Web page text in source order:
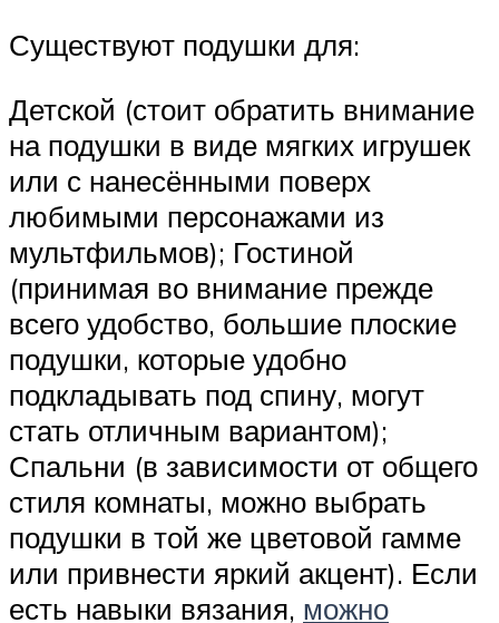
Существуют подушки для:
Детской (стоит обратить внимание
на подушки в виде мягких игрушек
или с нанесёнными поверх
любимыми персонажами из
мультфильмов); Гостиной
(принимая во внимание прежде
всего удобство, большие плоские
подушки, которые удобно
подкладывать под спину, могут
стать отличным вариантом);
Спальни (в зависимости от общего
стиля комнаты, можно выбрать
подушки в той же цветовой гамме
или привнести яркий акцент). Если
есть навыки вязания, можно